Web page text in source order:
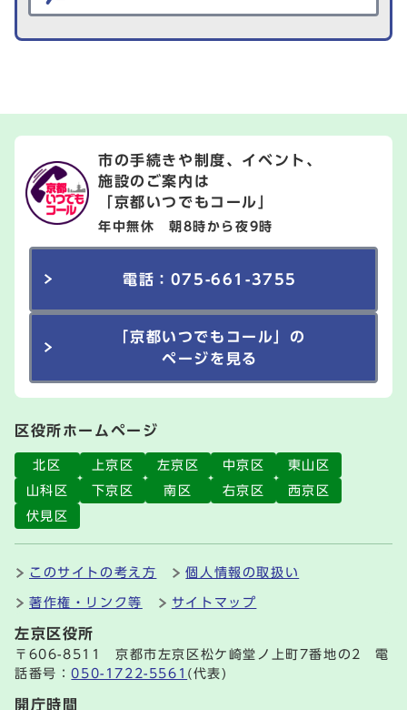
市の手続きや制度、イベント、
施設のご案内は
「京都いつでもコール」
年中無休 朝8時から夜9時
電話：075-661-3755
「京都いつでもコール」の
ページを見る
区役所ホームページ
北区 上京区 左京区 中京区
東山区
山科区
下京区 南区 右京区
西京区
伏見区
このサイトの考え方 個人情報の取扱い
著作権・リンク等 サイトマップ
左京区役所
〒606-8511 京都市左京区松ケ崎堂ノ上町7番地の2 電
話番号：050-1722-5561 (代表)
開庁時間